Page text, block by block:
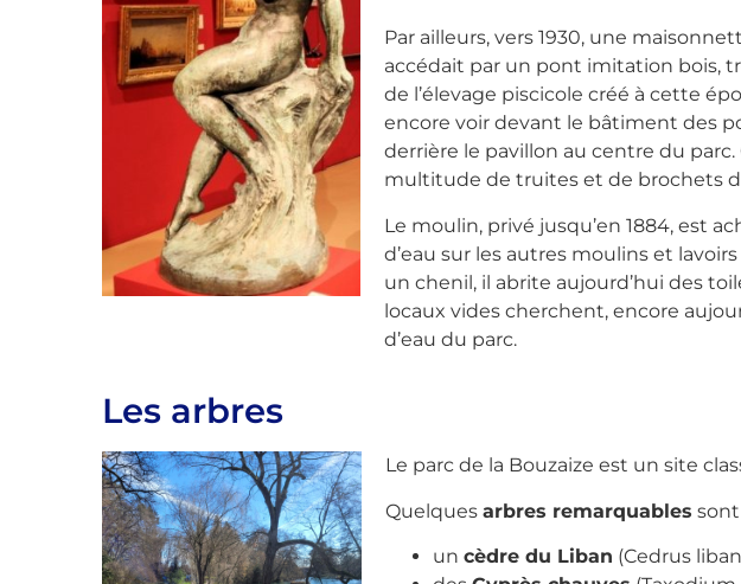
Par ailleurs, vers 1930, une
accédait par un pont imitation bois,
de l’élevage piscicole créé à cette
encore voir devant le bâtiment des
derrière le pavillon au centre du
multitude de truites et de brochets
Le moulin, privé jusqu’en 1884, est
d’eau sur les autres moulins et
un chenil, il abrite aujourd’hui des
locaux vides cherchent, encore
d’eau du parc.
Les arbres
Le parc de la Bouzaize est un site
Quelquesarbres remarquables sont
uncèdre du Liban (Cedrus